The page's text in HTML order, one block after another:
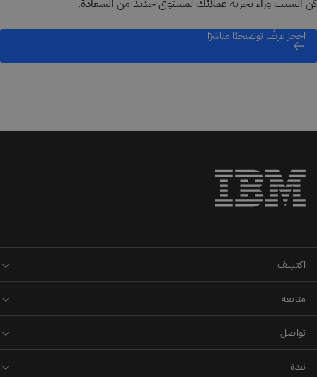
كن السبب وراء تجربة عملائك لمستوى جديد من السعادة.
احجز عرضًا توضيحيًا مباشرًا